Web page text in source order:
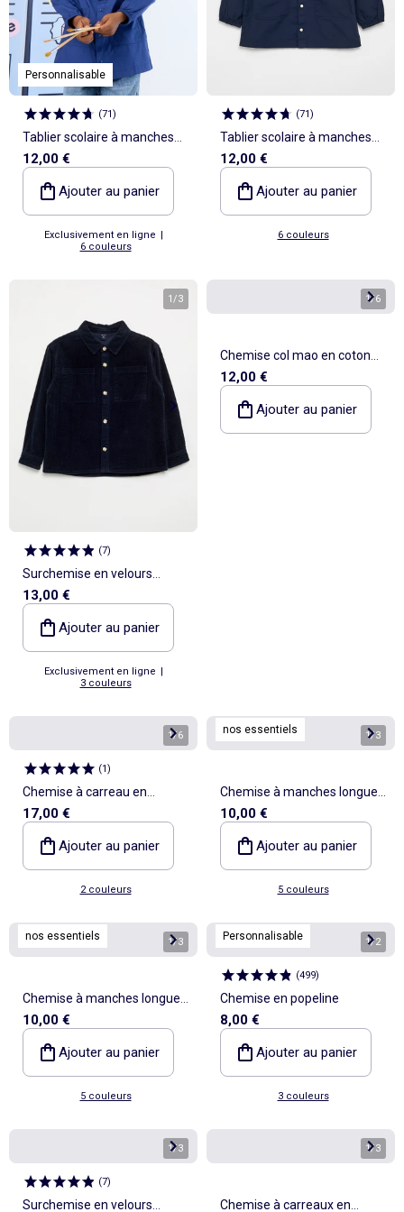
Personnalisable
(71)
Tablier scolaire à manches
longues
12,00 €
Ajouter au panier
Exclusivement en ligne |
6 couleurs
(71)
Tablier scolaire à manches
longues
12,00 €
Ajouter au panier
6 couleurs
1/3
(7)
Surchemise en velours
côtelé
13,00 €
Ajouter au panier
Exclusivement en ligne |
3 couleurs
1/6
Chemise col mao en coton
uni
12,00 €
Ajouter au panier
1/6
(1)
Chemise à carreau en
flanelle à capuche
17,00 €
Ajouter au panier
2 couleurs
nos essentiels 1/3
Chemise à manches longues
en lin et coton
10,00 €
Ajouter au panier
5 couleurs
nos essentiels 1/3
Chemise à manches longues
en lin et coton
10,00 €
Ajouter au panier
5 couleurs
Personnalisable 1/2
(499)
Chemise en popeline
8,00 €
Ajouter au panier
3 couleurs
1/3
(7)
Surchemise en velours
1/3
Chemise à carreaux en